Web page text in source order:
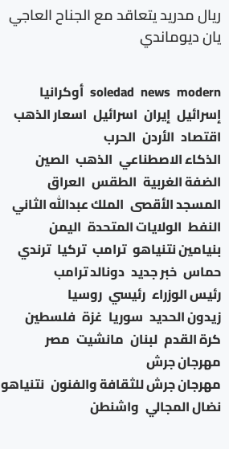
ريال مدريد يتعاقد مع الجناح العاجي
يان ديوماندي
modern
news
soledad أوكرانيا
إسرائيل إيران اسرائيل اسعار الذهب
اقتصاد الأردن الحرب
الذكاء الاصطناعي الذهب الصين
الضفة الغربية الطقس العراق
المسجد الأقصى الملك عبدالله الثاني
النفط الولايات المتحدة اليمن
بنيامين نتنياهو ترامب تركيا ترندي
حماس خبر جديد دونالد ترامب
رئيس الوزراء رئيسي روسيا
زيدون الحديد سوريا غزة فلسطين
كرة القدم لبنان مانشيت مصر
مهرجان جرش
مهرجان جرش للثقافة والفنون نتنياهو
نضال المجالي واشنطن